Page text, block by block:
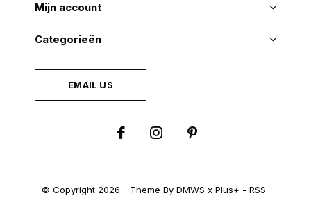
Mijn account
Categorieën
EMAIL US
© Copyright 2026 - Theme By DMWS x Plus+ - RSS-